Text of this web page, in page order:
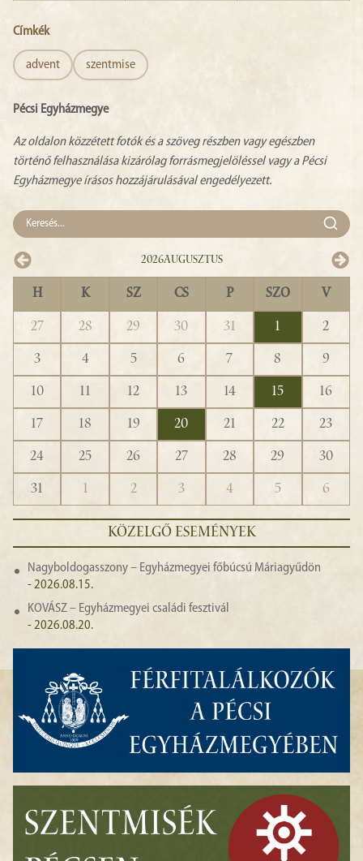
Címkék
advent szentmise
Pécsi Egyházmegye
Az oldalon közzétett fotók és a szöveg részben vagy egészben
történő felhasználása kizárólag forrásmegjelöléssel vagy a Pécsi
Egyházmegye írásos hozzájárulásával engedélyezett.
2026Augusztus
H K SZ CS P SZO V
27 28 29 30 31 1
2
3
4 5 6 7 8
9
10
11 12 13 14 15
16
17
18 19 20 21 22
23
24
25 26 27 28 29
30
31
1 2 3 4 5 6
KÖZELGŐ ESEMÉNYEK
Nagyboldogasszony – Egyházmegyei főbúcsú Máriagyűdön
- 2026.08.15.
KOVÁSZ – Egyházmegyei családi fesztivál
- 2026.08.20.